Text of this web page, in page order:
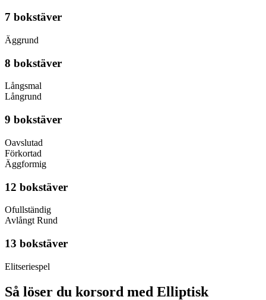
7 bokstäver
Äggrund
8 bokstäver
Långsmal
Långrund
9 bokstäver
Oavslutad
Förkortad
Äggformig
12 bokstäver
Ofullständig
Avlångt Rund
13 bokstäver
Elitseriespel
Så löser du korsord med Elliptisk